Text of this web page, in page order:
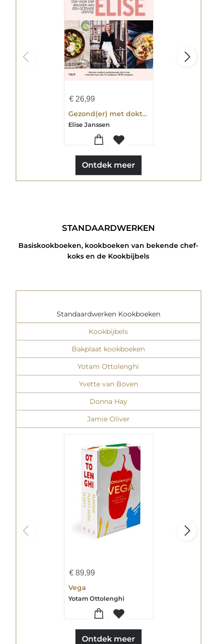
€26,99
Gezond(er) met dokter Elise
Elise Janssen
Ontdek meer
STANDAARDWERKEN
Basiskookboeken, kookboeken van bekende chef-
koks en de Kookbijbels
Standaardwerken Kookboeken
Kookbijbels
Bakplaat kookboeken
Yotam Ottolenghi
Yvette van Boven
Donna Hay
Jamie Oliver
€89,99
Vega
Yotam Ottolenghi
Ontdek meer